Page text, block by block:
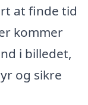
at finde tid
kommer
i billedet,
og sikre